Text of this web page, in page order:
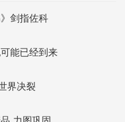
剑指佐科
能已经到来
界决裂